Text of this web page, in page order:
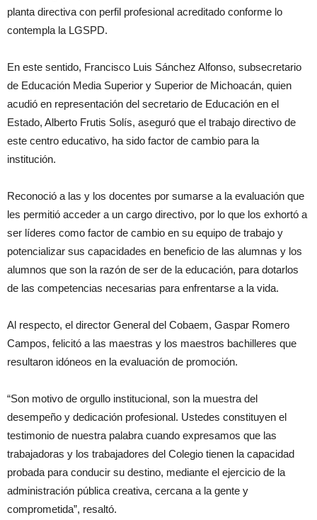
planta directiva con perfil profesional acreditado conforme lo
contempla la LGSPD.
En este sentido, Francisco Luis Sánchez Alfonso, subsecretario
de Educación Media Superior y Superior de Michoacán, quien
acudió en representación del secretario de Educación en el
Estado, Alberto Frutis Solís, aseguró que el trabajo directivo de
este centro educativo, ha sido factor de cambio para la
institución.
Reconoció a las y los docentes por sumarse a la evaluación que
les permitió acceder a un cargo directivo, por lo que los exhortó a
ser líderes como factor de cambio en su equipo de trabajo y
potencializar sus capacidades en beneficio de las alumnas y los
alumnos que son la razón de ser de la educación, para dotarlos
de las competencias necesarias para enfrentarse a la vida.
Al respecto, el director General del Cobaem, Gaspar Romero
Campos, felicitó a las maestras y los maestros bachilleres que
resultaron idóneos en la evaluación de promoción.
“Son motivo de orgullo institucional, son la muestra del
desempeño y dedicación profesional. Ustedes constituyen el
testimonio de nuestra palabra cuando expresamos que las
trabajadoras y los trabajadores del Colegio tienen la capacidad
probada para conducir su destino, mediante el ejercicio de la
administración pública creativa, cercana a la gente y
comprometida”, resaltó.